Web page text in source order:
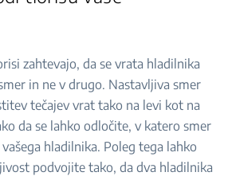
zahtevajo, da se vrata hladilnika
in ne v drugo. Nastavljiva smer
tečajev vrat tako na levi kot na
da se lahko odločite, v katero smer
hladilnika. Poleg tega lahko
podvojite tako, da dva hladilnika